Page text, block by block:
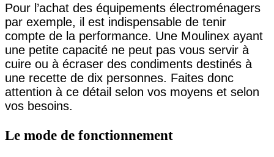
Pour l’achat des équipements électroménagers
par exemple, il est indispensable de tenir
compte de la performance. Une Moulinex ayant
une petite capacité ne peut pas vous servir à
cuire ou à écraser des condiments destinés à
une recette de dix personnes. Faites donc
attention à ce détail selon vos moyens et selon
vos besoins.
Le mode de fonctionnement